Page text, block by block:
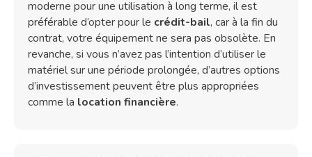
moderne pour une utilisation à long terme, il est
préférable d’opter pour le crédit-bail, car à la fin du
contrat, votre équipement ne sera pas obsolète. En
revanche, si vous n’avez pas l’intention d’utiliser le
matériel sur une période prolongée, d’autres options
d’investissement peuvent être plus appropriées
comme la location financière.